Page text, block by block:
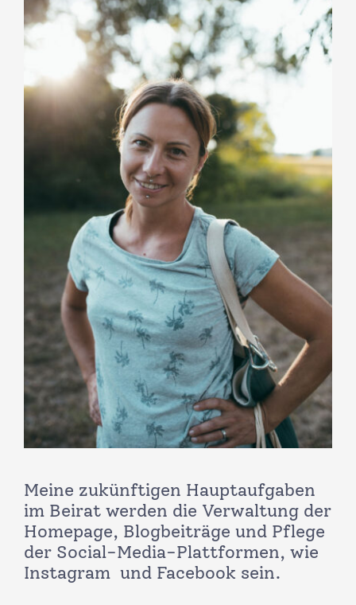
Meine zukünftigen Hauptaufgaben
im Beirat werden die Verwaltung der
Homepage, Blogbeiträge und Pflege
der Social-Media-Plattformen, wie
Instagram und Facebook sein.